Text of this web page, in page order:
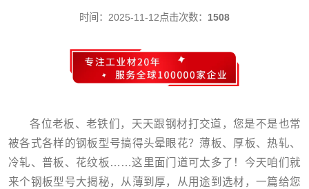
时间：2025-11-12点击次数： 1508
各位老板、老铁们，天天跟钢材打交道，您是不是也常
被各式各样的钢板型号搞得头晕眼花？薄板、厚板、热轧、
冷轧、普板、花纹板……这里面门道可太多了！今天咱们就
来个钢板型号大揭秘，从薄到厚，从用途到选材，一篇给您